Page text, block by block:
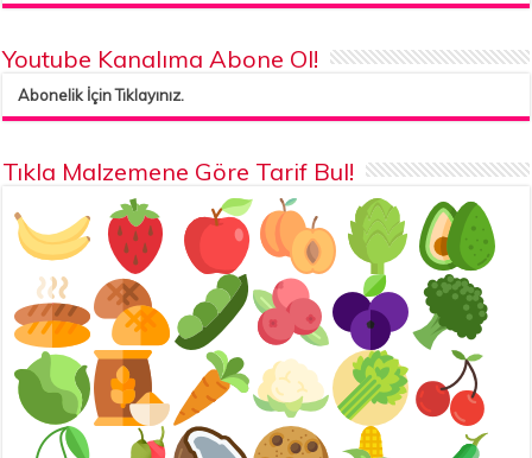
Youtube Kanalıma Abone Ol!
Abonelik İçin Tıklayınız.
Tıkla Malzemene Göre Tarif Bul!